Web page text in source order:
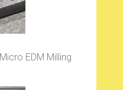
EDM Milling